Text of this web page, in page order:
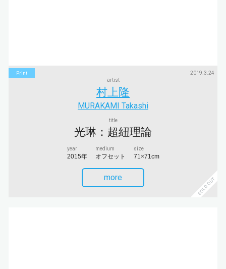
Print
2019.3.24
artist
村上隆
MURAKAMI Takashi
title
光琳：超紐理論
year
2015年
medium
オフセット
size
71×71cm
SOLD OUT
more